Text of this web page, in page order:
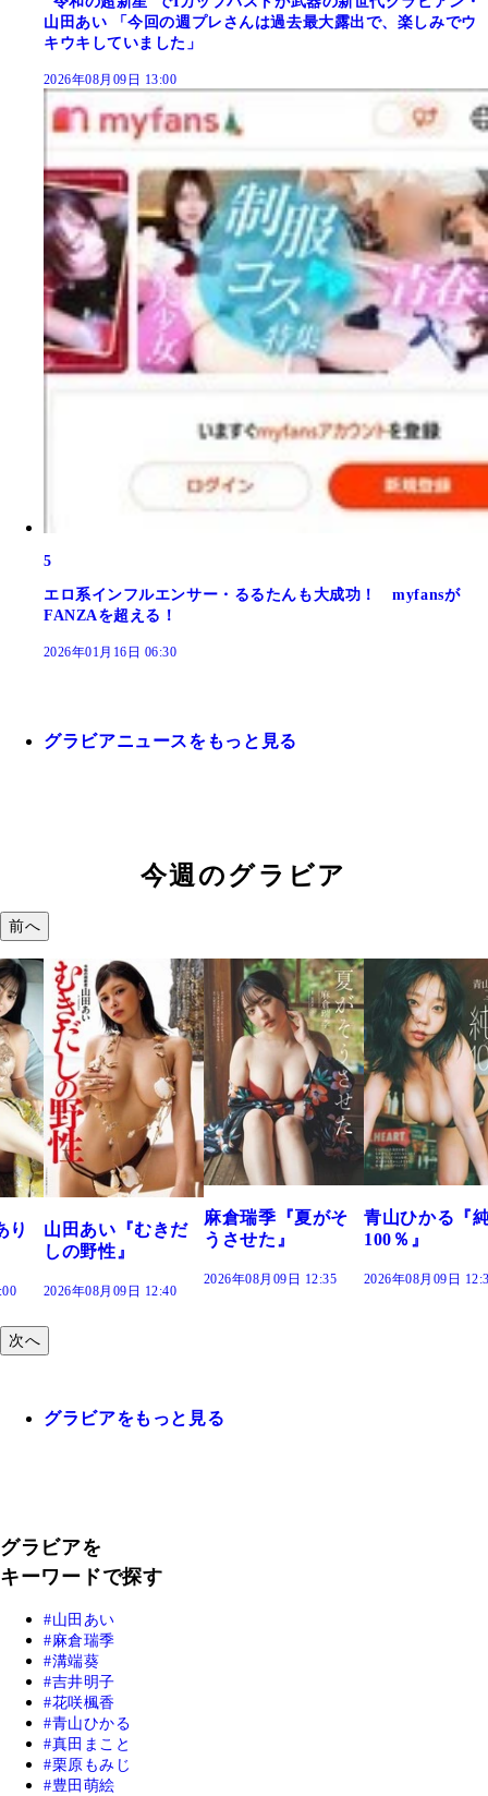
山田あい 「今回の週プレさんは過去最大露出で、楽しみでウ
キウキしていました」
2026年08月09日 13:00
5
エロ系インフルエンサー・るるたんも大成功！ myfansが
FANZAを超える！
2026年01月16日 06:30
グラビアニュースをもっと見る
今週のグラビア
前へ
い『むきだ
性』
08月09日 12:40
麻倉瑞季『夏がそ
うさせた』
2026年08月09日 12:35
青山ひかる『純度
100％』
2026年08月09日 12:30
溝端
つの
で。
2026年
次へ
グラビアをもっと見る
グラビアを
キーワードで探す
山田あい
麻倉瑞季
溝端葵
吉井明子
花咲楓香
青山ひかる
真田まこと
栗原もみじ
豊田萌絵